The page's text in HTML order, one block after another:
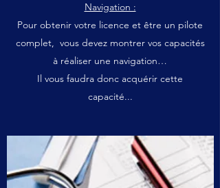
Navigation :
Pour obtenir votre licence et être un pilote
complet, vous devez montrer vos capacités
à réaliser une navigation…
Il vous faudra donc acquérir cette
capacité...